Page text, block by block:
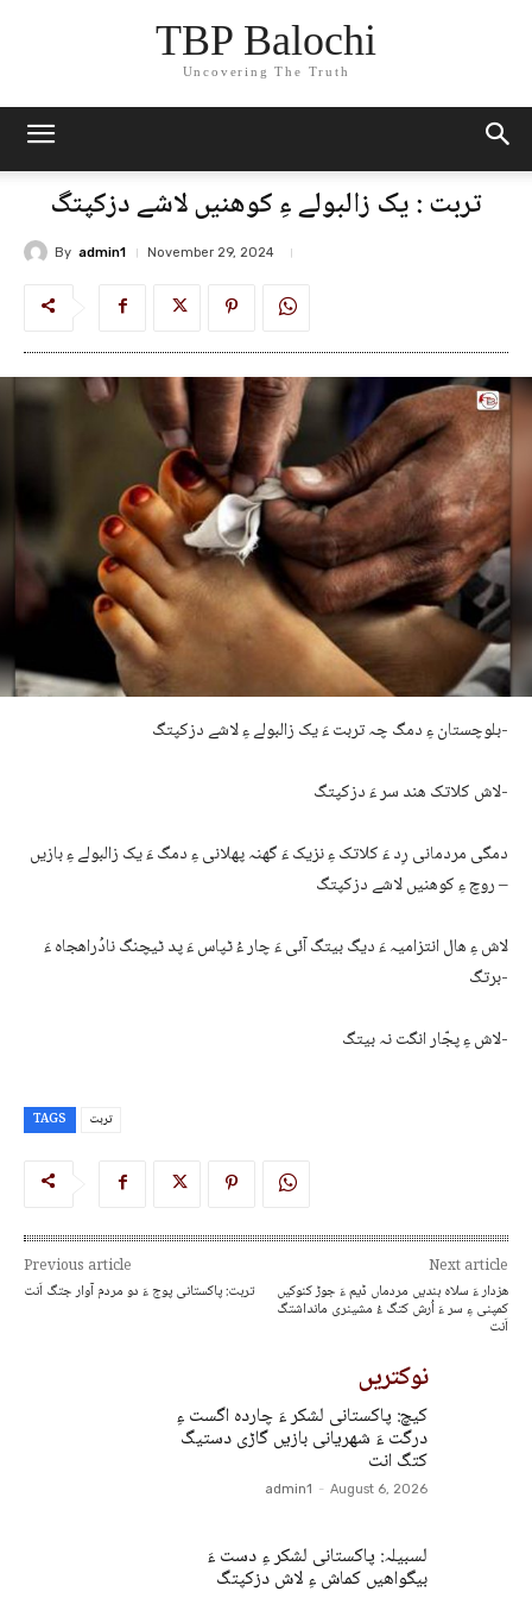
TBP Balochi
Uncovering The Truth
تربت : یک زالبولے ءِ کوھنیں لاشے دزکپتگ
By admin1 November 29, 2024
بلوچستان ءِ دمگ چہ تربت ءَ یک زالبولے ءِ لاشے دزکپتگ-
لاش کلاتک ھند سر ءَ دزکپتگ-
دمگی مردمانی رِد ءَ کلاتک ءِ نزیک ءَ گھنہ پھلانی ءِ دمگ ءَ یک زالبولے ءِ بازیں
روچ ءِ کوھنیں لاشے دزکپتگ –
لاش ءِ ھال انتزامیہ ءَ دیگ بیتگ آئی ءَ چار ءُ ٹپاس ءَ پد ٹیچنگ نادُراھجاہ ءَ
برتگ-
لاش ءِ پجّار انگت نہ بیتگ-
TAGS تربت
Previous article
تربت: پاکستانی پوج ءَ دو مردم آوار جتگ اَنت
Next article
ھزدار ءَ سلاہ بندیں مردماں ڈیم ءَ جوڑ کنوکیں
کمپنی ءِ سر ءَ اُرش کتگ ءُ مشینری مانداشتگ
اَنت
نوکتریں
کیچ: پاکستانی لشکر ءَ چاردہ اگست ءِ
درگت ءَ شھریانی بازیں گاڑی دستیگ
کتگ انت
admin1 - August 6, 2026
لسبیلہ: پاکستانی لشکر ءِ دست ءَ
بیگواھیں کماش ءِ لاش دزکپتگ